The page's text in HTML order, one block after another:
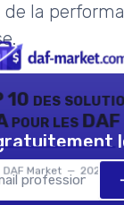
la
10 des
pour les DAF
DAF Market — 2026